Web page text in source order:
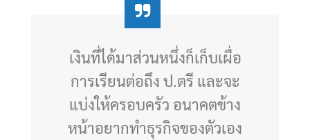
เงินที่ได้มาส่วนหนึ่งก็เก็บเผื่อ
การเรียนต่อถึง ป.ตรี และจะ
แบ่งให้ครอบครัว อนาคตข้าง
หน้าอยากทำธุรกิจของตัวเอง